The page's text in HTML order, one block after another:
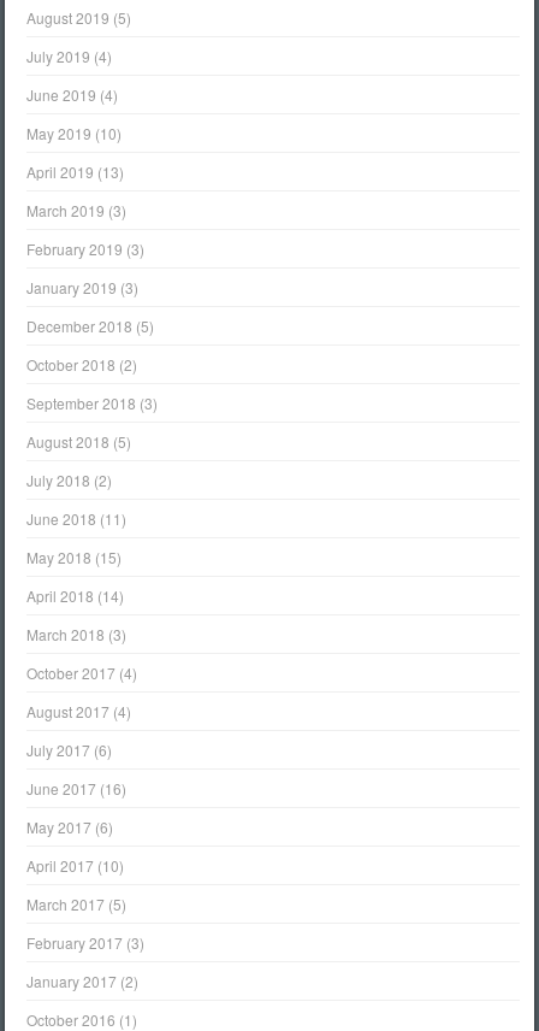
August 2019 (5)
July 2019 (4)
June 2019 (4)
May 2019 (10)
April 2019 (13)
March 2019 (3)
February 2019 (3)
January 2019 (3)
December 2018 (5)
October 2018 (2)
September 2018 (3)
August 2018 (5)
July 2018 (2)
June 2018 (11)
May 2018 (15)
April 2018 (14)
March 2018 (3)
October 2017(4)
August 2017(4)
July 2017(6)
June 2017(16)
May 2017(6)
April 2017(10)
March 2017(5)
February 2017(3)
January 2017(2)
October 2016 (1)